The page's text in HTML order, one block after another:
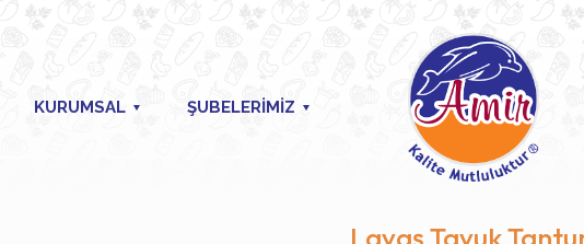
KURUMSAL ŞUBELERİMİZ